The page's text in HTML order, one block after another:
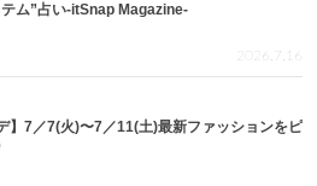
ム”占い-itSnap Magazine-
2026.7.16
】7／7(火)〜7／11(土)最新ファッションをピ